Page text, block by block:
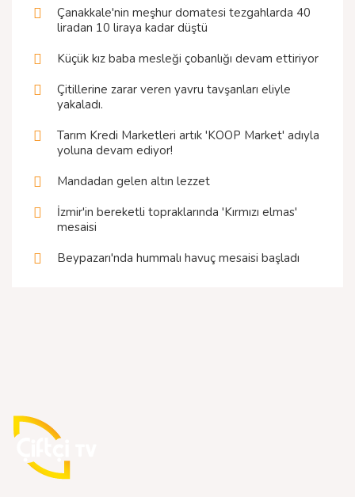
Çanakkale'nin meşhur domatesi tezgahlarda 40
liradan 10 liraya kadar düştü
Küçük kız baba mesleği çobanlığı devam ettiriyor
Çitillerine zarar veren yavru tavşanları eliyle
yakaladı.
Tarım Kredi Marketleri artık 'KOOP Market' adıyla
yoluna devam ediyor!
Mandadan gelen altın lezzet
İzmir'in bereketli topraklarında 'Kırmızı elmas'
mesaisi
Beypazarı'nda hummalı havuç mesaisi başladı